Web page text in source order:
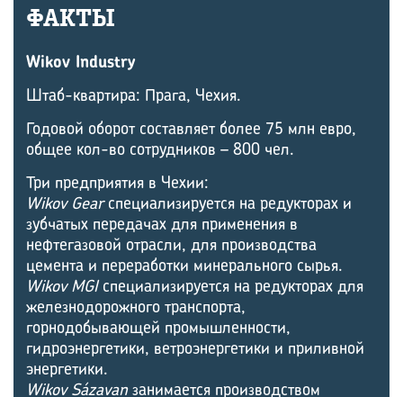
ФАКТЫ
Wikov Industry
Штаб-квартира: Прага, Чехия.
Годовой оборот составляет более 75 млн евро,
общее кол-во сотрудников – 800 чел.
Три предприятия в Чехии:
Wikov Gearспециализируется на редукторах и
зубчатых передачах для применения в
нефтегазовой отрасли, для производства
цемента и переработки минерального сырья.
Wikov MGIспециализируется на редукторах для
железнодорожного транспорта,
горнодобывающей промышленности,
гидроэнергетики, ветроэнергетики и приливной
энергетики.
Wikov Sázavanзанимается производством